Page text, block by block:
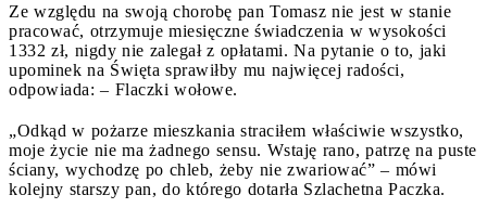
Ze względu na swoją chorobę pan Tomasz nie jest w stanie
pracować, otrzymuje miesięczne świadczenia w wysokości
1332 zł, nigdy nie zalegał z opłatami. Na pytanie o to, jaki
upominek na Święta sprawiłby mu najwięcej radości,
odpowiada: – Flaczki wołowe.
„Odkąd w pożarze mieszkania straciłem właściwie wszystko,
moje życie nie ma żadnego sensu. Wstaję rano, patrzę na puste
ściany, wychodzę po chleb, żeby nie zwariować” – mówi
kolejny starszy pan, do którego dotarła Szlachetna Paczka.